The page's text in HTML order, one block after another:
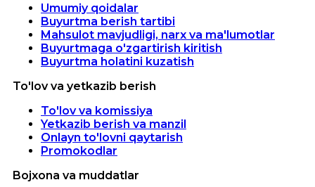
Umumiy qoidalar
Buyurtma berish tartibi
Mahsulot mavjudligi, narx va ma'lumotlar
Buyurtmaga o'zgartirish kiritish
Buyurtma holatini kuzatish
To'lov va yetkazib berish
To'lov va komissiya
Yetkazib berish va manzil
Onlayn to'lovni qaytarish
Promokodlar
Bojxona va muddatlar